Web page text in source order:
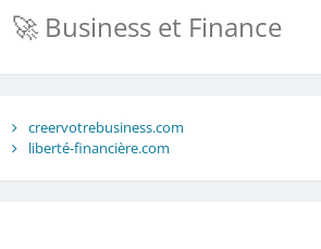
🚀 Business et Finance
creervotrebusiness.com
liberté-financière.com